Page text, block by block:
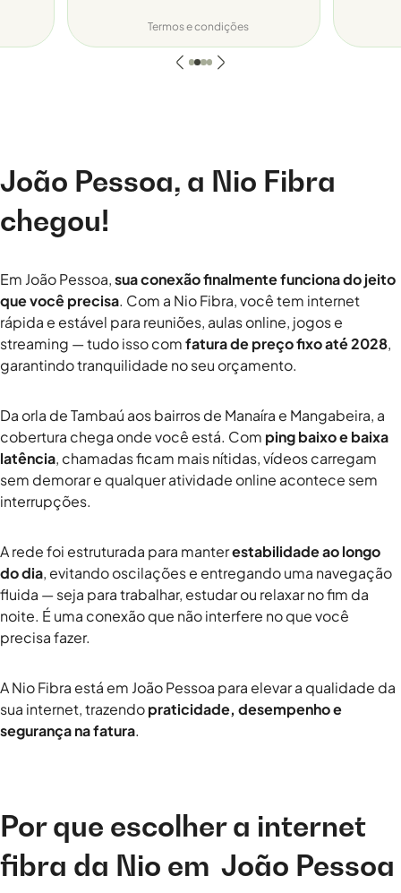
Termos e condições
João Pessoa, a Nio Fibra
chegou!
Em João Pessoa,sua conexão finalmente funciona do jeito
que você precisa. Com a Nio Fibra, você tem internet
rápida e estável para reuniões, aulas online, jogos e
streaming — tudo isso comfatura de preço fixo até 2028,
garantindo tranquilidade no seu orçamento.
Da orla de Tambaú aos bairros de Manaíra e Mangabeira, a
cobertura chega onde você está. Com ping baixo e baixa
latência, chamadas ficam mais nítidas, vídeos carregam
sem demorar e qualquer atividade online acontece sem
interrupções.
A rede foi estruturada para manterestabilidade ao longo
do dia, evitando oscilações e entregando uma navegação
fluida — seja para trabalhar, estudar ou relaxar no fim da
noite. É uma conexão que não interfere no que você
precisa fazer.
A Nio Fibra está em João Pessoa para elevar a qualidade da
sua internet, trazendopraticidade, desempenho e
segurança na fatura.
Por que escolher a internet
fibra da Nio em João Pessoa